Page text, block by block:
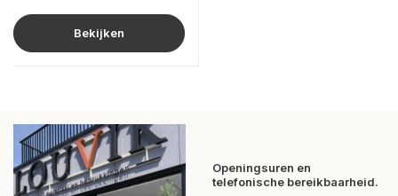
Bekijken
Openingsuren en
telefonische bereikbaarheid.